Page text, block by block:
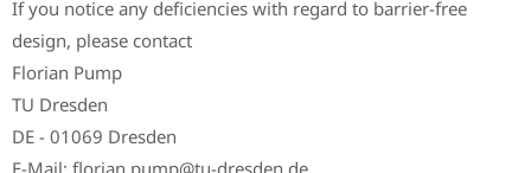
If you notice any deficiencies with regard to barrier-free
design, please contact
Florian Pump
TU Dresden
DE - 01069 Dresden
E-Mail: florian.pump@tu-dresden.de